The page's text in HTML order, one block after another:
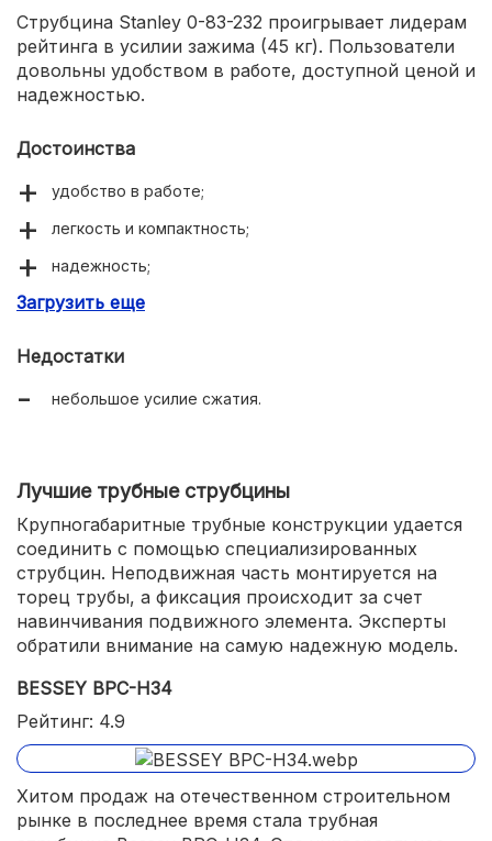
Струбцина Stanley 0-83-232 проигрывает лидерам
рейтинга в усилии зажима (45 кг). Пользователи
довольны удобством в работе, доступной ценой и
надежностью.
Достоинства
удобство в работе;
легкость и компактность;
надежность;
доступная цена.
Загрузить еще
Недостатки
небольшое усилие сжатия.
Лучшие трубные струбцины
Крупногабаритные трубные конструкции удается
соединить с помощью специализированных
струбцин. Неподвижная часть монтируется на
торец трубы, а фиксация происходит за счет
навинчивания подвижного элемента. Эксперты
обратили внимание на самую надежную модель.
BESSEY BPC-H34
Рейтинг: 4.9
Хитом продаж на отечественном строительном
рынке в последнее время стала трубная